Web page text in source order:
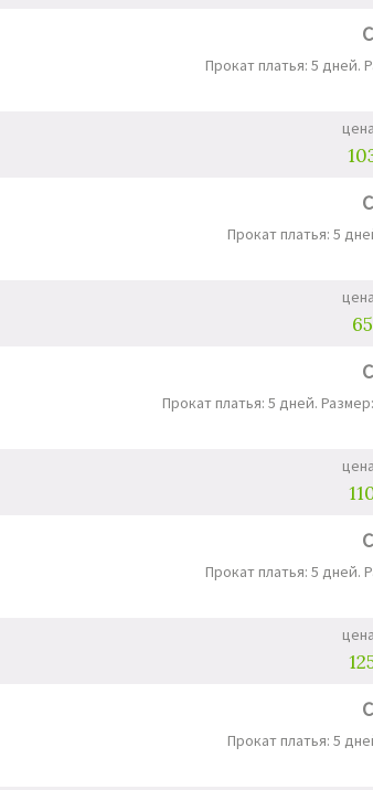
Прокат платья: 5 дней.
Прокат платья: 5
Прокат платья: 5 дней.
Прокат платья: 5 дней.
Прокат платья: 5